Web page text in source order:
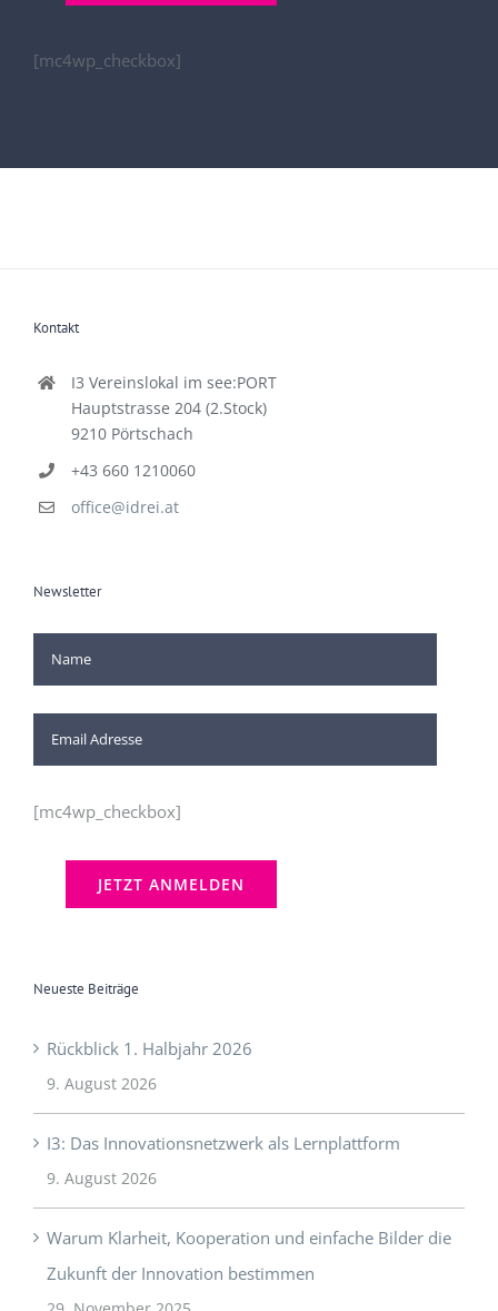
[mc4wp_checkbox]
Kontakt
I3 Vereinslokal im see:PORT
Hauptstrasse 204 (2.Stock)
9210 Pörtschach
+43 660 1210060
office@idrei.at
Newsletter
[mc4wp_checkbox]
Neueste Beiträge
Rückblick 1. Halbjahr 2026
9. August 2026
I3: Das Innovationsnetzwerk als Lernplattform
9. August 2026
Warum Klarheit, Kooperation und einfache Bilder die
Zukunft der Innovation bestimmen